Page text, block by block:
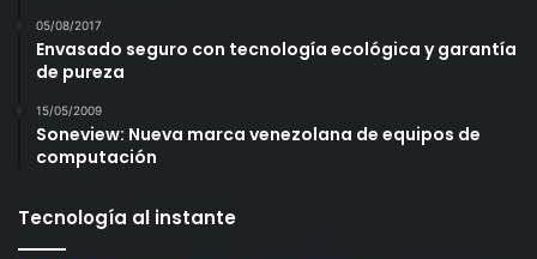
05/08/2017
Envasado seguro con tecnología ecológica y garantía
de pureza
15/05/2009
Soneview: Nueva marca venezolana de equipos de
computación
Tecnología al instante